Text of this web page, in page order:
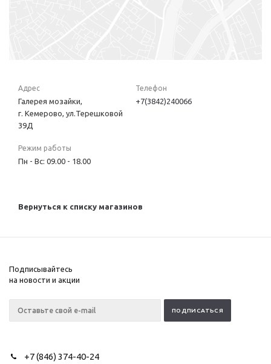
Адрес
Галерея мозайки,
г. Кемерово, ул.Терешковой
39Д
Телефон
+7(3842)240066
Режим работы
Пн - Вс: 09.00 - 18.00
Вернуться к списку магазинов
Подписывайтесь
на новости и акции
+7 (846) 374-40-24